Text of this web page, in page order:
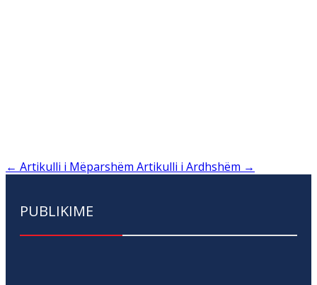
← Artikulli i Mëparshëm Artikulli i Ardhshëm →
PUBLIKIME